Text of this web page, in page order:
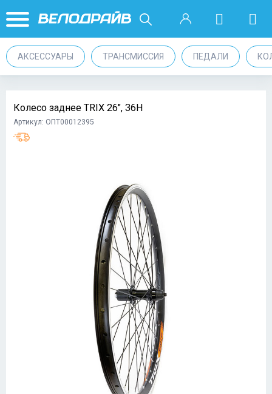
АКСЕССУАРЫ ТРАНСМИССИЯ ПЕДАЛИ
Колесо заднее TRIX 26", 36H
Артикул: ОПТ00012395